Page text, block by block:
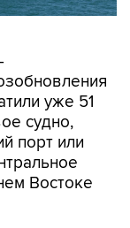
уже 51
судно,
порт или
Востоке